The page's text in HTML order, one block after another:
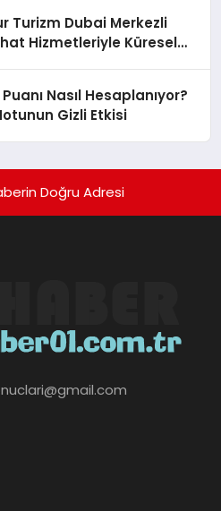
Turizm Dubai Merkezli
Hizmetleriyle Küresel
Puanı Nasıl Hesaplanıyor?
Gizli Etkisi
Doğru Adresi